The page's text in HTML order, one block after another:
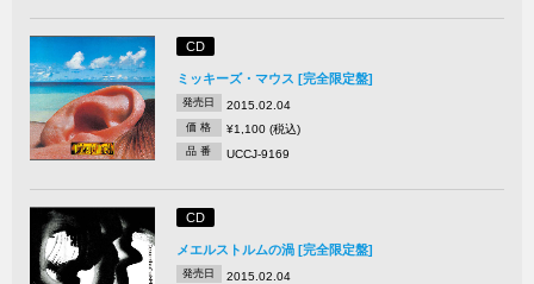
CD
ミッキーズ・マウス [完全限定盤]
発売日 2015.02.04
価 格 ¥1,100 (税込)
品 番 UCCJ-9169
CD
メエルストルムの渦 [完全限定盤]
発売日 2015.02.04